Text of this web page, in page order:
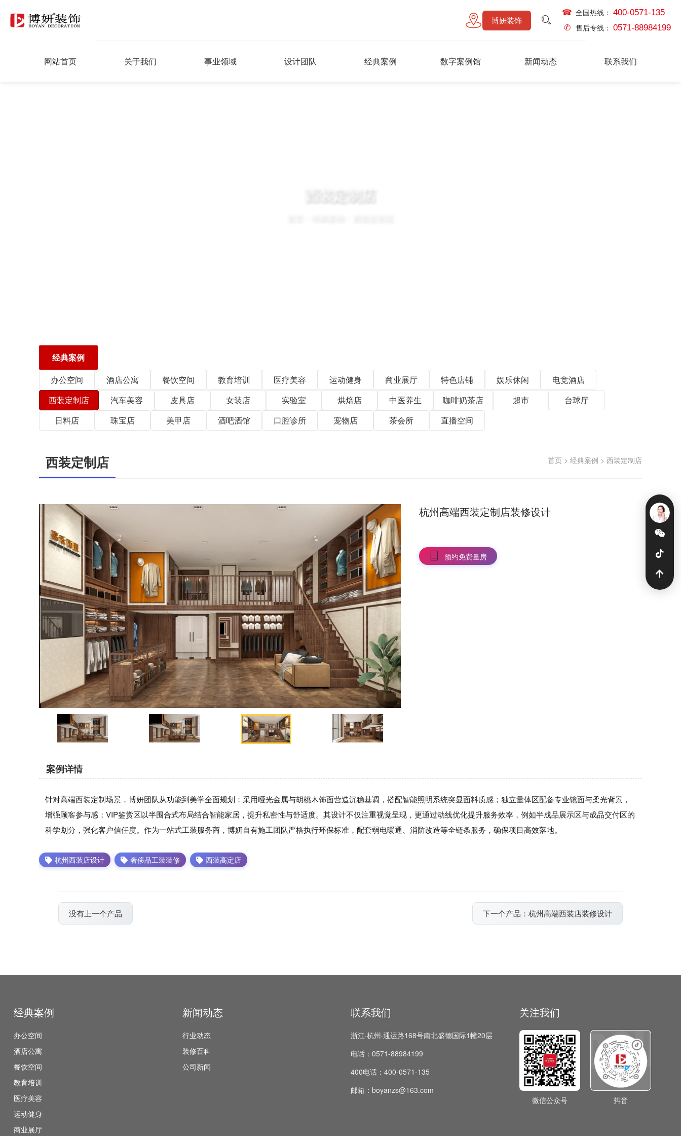
博妍装饰
☎ 全国热线： 400-0571-135
✆ 售后专线： 0571-88984199
网站首页 关于我们 事业领域 设计团队 经典案例 数字案例馆 新闻动态 联系我们
西装定制店
经典案例
办公空间
酒店公寓 餐饮空间 教育培训 医疗美容 运动健身 商业展厅 特色店铺 娱乐休闲
电竞酒店
西装定制店
汽车美容 皮具店 女装店 实验室 烘焙店 中医养生 咖啡奶茶店 超市
台球厅
日料店
珠宝店 美甲店 酒吧酒馆 口腔诊所 宠物店 茶会所 直播空间
西装定制店 首页 > 经典案例 > 西装定制店
杭州高端西装定制店装修设计
预约免费量房
案例详情
针对高端西装定制场景，博妍团队从功能到美学全面规划：采用哑光金属与胡桃木饰面营造沉稳基调，搭配智能照明系统突显面料质感；独立量体区配备专业镜面与柔光背景，
增强顾客参与感；VIP鉴赏区以半围合式布局结合智能家居，提升私密性与舒适度。其设计不仅注重视觉呈现，更通过动线优化提升服务效率，例如半成品展示区与成品交付区的
科学划分，强化客户信任度。作为一站式工装服务商，博妍自有施工团队严格执行环保标准，配套弱电暖通、消防改造等全链条服务，确保项目高效落地。
杭州西装店设计 奢侈品工装装修 西装高定店
没有上一个产品 下一个产品：杭州高端西装店装修设计
经典案例
办公空间
酒店公寓
餐饮空间
教育培训
医疗美容
运动健身
商业展厅
新闻动态
行业动态
装修百科
公司新闻
联系我们
浙江·杭州·通运路168号南北盛德国际1幢20层
电话：0571-88984199
400电话：400-0571-135
邮箱：boyanzs@163.com
关注我们
微信公众号 抖音